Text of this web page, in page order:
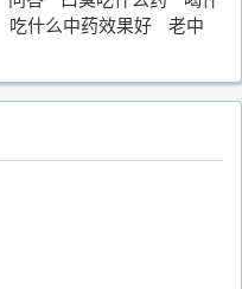
吃什么中药效果好
老中